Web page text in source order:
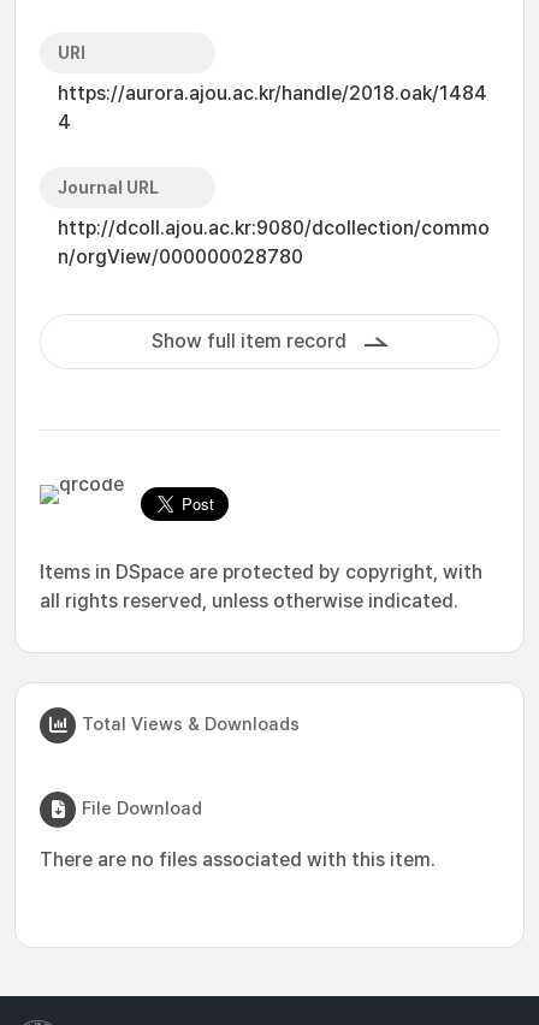
URI
https://aurora.ajou.ac.kr/handle/2018.oak/1484
4
Journal URL
http://dcoll.ajou.ac.kr:9080/dcollection/commo
n/orgView/000000028780
Show full item record
Items in DSpace are protected by copyright, with
all rights reserved, unless otherwise indicated.
Total Views & Downloads
File Download
There are no files associated with this item.